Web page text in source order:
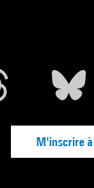
M'inscrire